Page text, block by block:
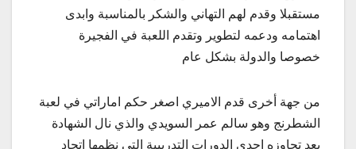
مستقبلا وقدم لهم التهاني والشكر بالمناسبة وابدى
اهتمامه ودعمه لتطوير وتقدم اللعبة في الفجيرة
خصوصا والدولة بشكل عام
من جهة أخرى قدم الاميري اصغر حكم اماراتي في لعبة
الشطرنج وهو سالم عمر السويدي والذي نال الشهادة
بعد تجاوزه احدى الدورات التدريبية التي نظمها اتحاد